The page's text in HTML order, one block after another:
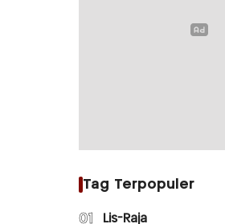
Tag Terpopuler
01 Lis-Raja